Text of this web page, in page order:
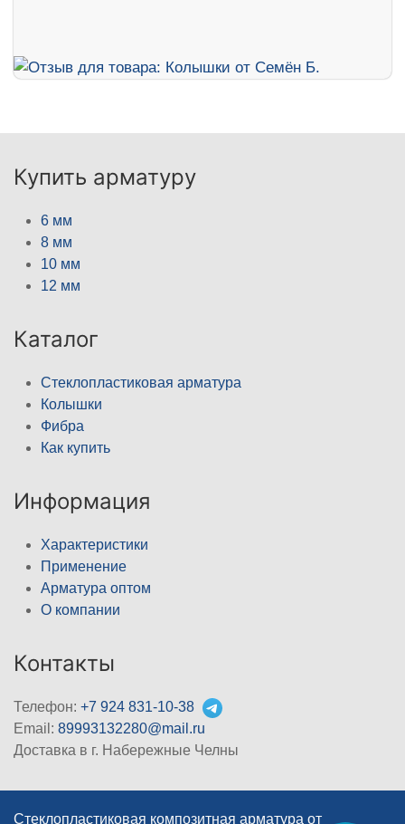
Купить арматуру
6 мм
8 мм
10 мм
12 мм
Каталог
Стеклопластиковая арматура
Колышки
Фибра
Как купить
Информация
Характеристики
Применение
Арматура оптом
О компании
Контакты
Телефон: +7 924 831-10-38
Email: 89993132280@mail.ru
Доставка в г. Набережные Челны
Стеклопластиковая композитная арматура от